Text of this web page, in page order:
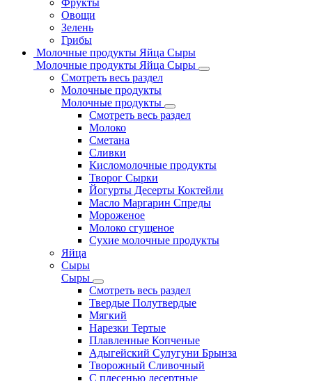
Фрукты
Овощи
Зелень
Грибы
Молочные продукты Яйца Сыры
Молочные продукты Яйца Сыры
Смотреть весь раздел
Молочные продукты
Молочные продукты
Смотреть весь раздел
Молоко
Сметана
Сливки
Кисломолочные продукты
Творог Сырки
Йогурты Десерты Коктейли
Масло Маргарин Спреды
Мороженое
Молоко сгущеное
Сухие молочные продукты
Яйца
Сыры
Сыры
Смотреть весь раздел
Твердые Полутвердые
Мягкий
Нарезки Тертые
Плавленные Копченые
Адыгейский Сулугуни Брынза
Творожный Сливочный
С плесенью десертные